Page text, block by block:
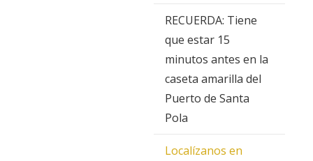
RECUERDA: Tiene
que estar 15
minutos antes en la
caseta amarilla del
Puerto de Santa
Pola
Localízanos en